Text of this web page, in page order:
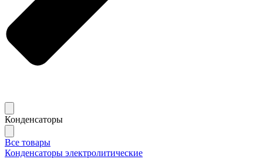
Конденсаторы
Все товары
Конденсаторы электролитические